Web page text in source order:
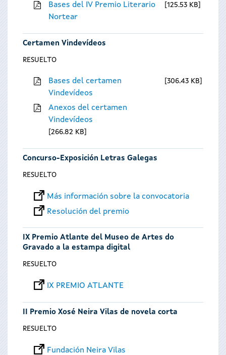
Bases del IV Premio Literario
Nortear
125.53 KB
Certamen Vindevídeos
RESUELTO
Bases del certamen
Vindevídeos
306.43 KB
Anexos del certamen
Vindevídeos
266.82 KB
Concurso-Exposición Letras Galegas
RESUELTO
Más información sobre la convocatoria
Resolución del premio
IX Premio Atlante del Museo de Artes do
Gravado a la estampa digital
RESUELTO
IX PREMIO ATLANTE
II Premio Xosé Neira Vilas de novela corta
RESUELTO
Fundación Neira Vilas